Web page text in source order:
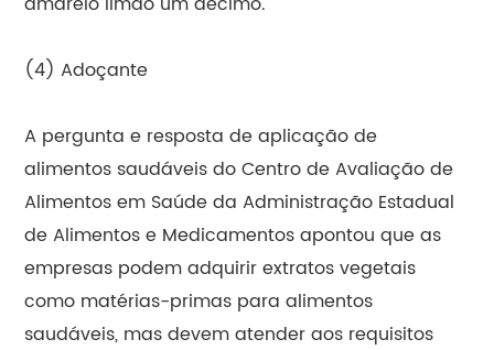
(4) Adoçante
A pergunta e resposta de aplicação de
alimentos saudáveis do Centro de Avaliação de
Alimentos em Saúde da Administração Estadual
de Alimentos e Medicamentos apontou que as
empresas podem adquirir extratos vegetais
como matérias-primas para alimentos
saudáveis, mas devem atender aos requisitos